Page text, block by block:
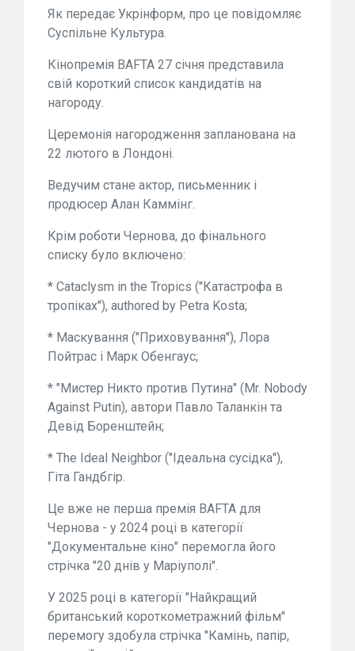
Як передає Укрінформ, про це повідомляє
Суспільне Культура.
Кінопремія BAFTA 27 січня представила
свій короткий список кандидатів на
нагороду.
Церемонія нагородження запланована на
22 лютого в Лондоні.
Ведучим стане актор, письменник і
продюсер Алан Каммінг.
Крім роботи Чернова, до фінального
списку було включено:
* Cataclysm in the Tropics ("Катастрофа в
тропіках"), authored by Petra Kosta;
* Маскування ("Приховування"), Лора
Пойтрас і Марк Обенгаус;
* "Мистер Никто против Путина" (Mr. Nobody
Against Putin), автори Павло Таланкін та
Девід Боренштейн;
* The Ideal Neighbor ("Ідеальна сусідка"),
Гіта Гандбгір.
Це вже не перша премія BAFTA для
Чернова - у 2024 році в категорії
"Документальне кіно" перемогла його
стрічка "20 днів у Маріуполі".
У 2025 році в категорії "Найкращий
британський короткометражний фільм"
перемогу здобула стрічка "Камінь, папір,